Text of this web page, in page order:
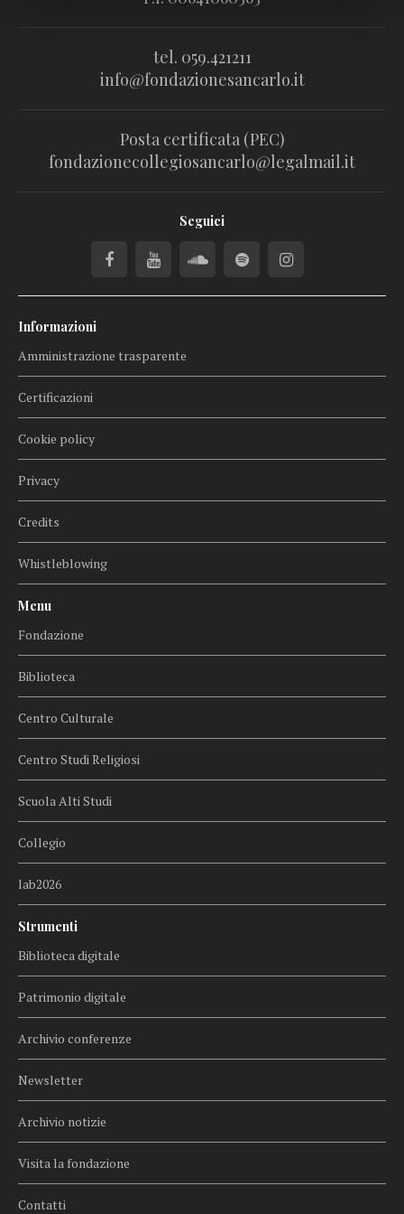
tel. 059.421211
info@fondazionesancarlo.it
Posta certificata (PEC)
fondazionecollegiosancarlo@legalmail.it
Seguici
Informazioni
Amministrazione trasparente
Certificazioni
Cookie policy
Privacy
Credits
Whistleblowing
Menu
Fondazione
Biblioteca
Centro Culturale
Centro Studi Religiosi
Scuola Alti Studi
Collegio
lab2026
Strumenti
Biblioteca digitale
Patrimonio digitale
Archivio conferenze
Newsletter
Archivio notizie
Visita la fondazione
Contatti